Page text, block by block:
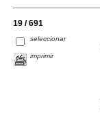
19 / 691
seleccionar
imprimir